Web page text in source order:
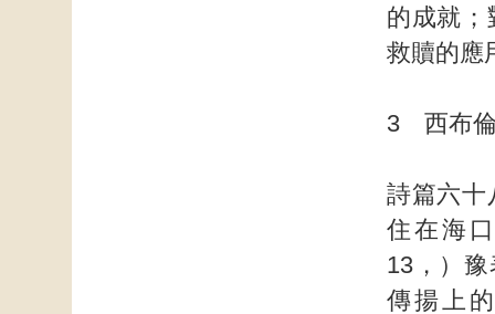
的成就；
救贖的應
3 西布
詩篇六十
住在海
13，）
傳揚上